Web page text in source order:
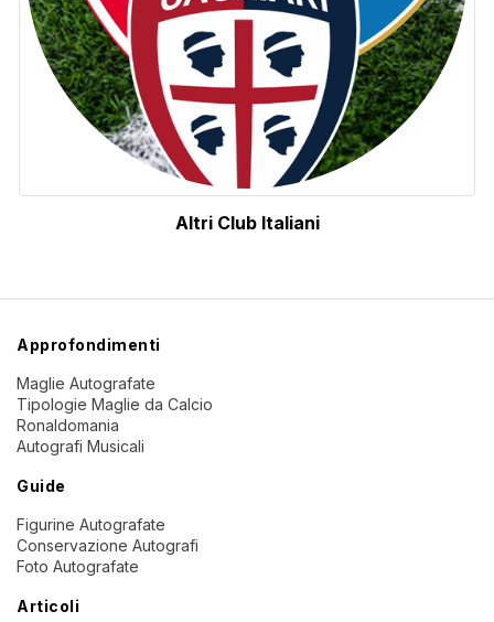
Altri Club Italiani
Approfondimenti
Maglie Autografate
Tipologie Maglie da Calcio
Ronaldomania
Autografi Musicali
Guide
Figurine Autografate
Conservazione Autografi
Foto Autografate
Articoli